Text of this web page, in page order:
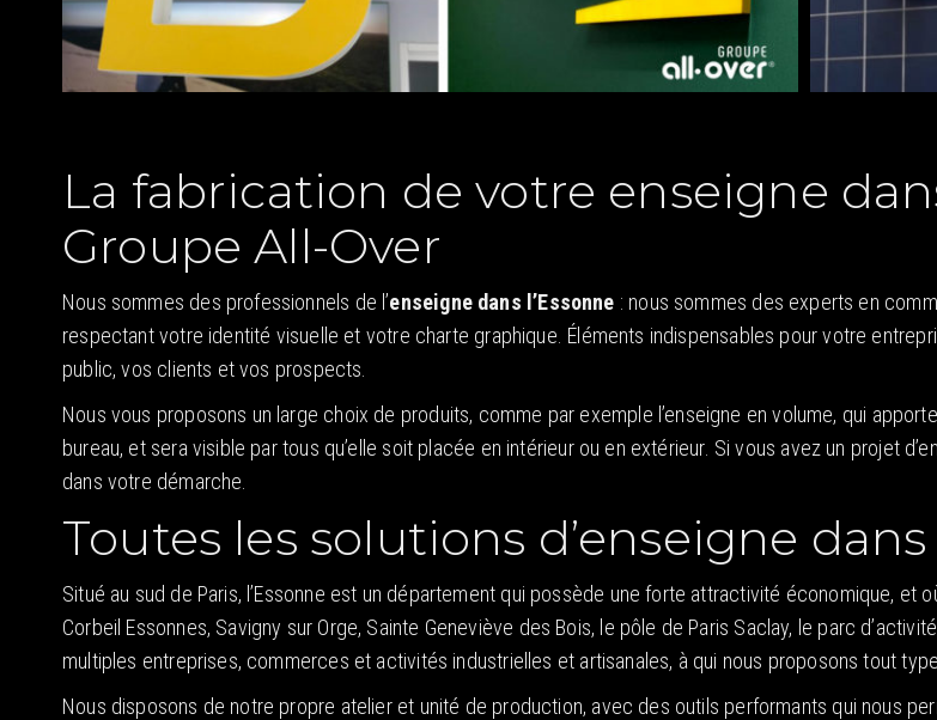
La fabrication de votre enseigne
Groupe All-Over
Nous sommes des professionnels de l’enseigne dans l’Essonne : nous sommes des experts en
respectant votre identité visuelle et votre charte graphique. Éléments indispensables pour votre
public, vos clients et vos prospects.
Nous vous proposons un large choix de produits, comme par exemple l’enseigne en volume, qui
bureau, et sera visible par tous qu’elle soit placée en intérieur ou en extérieur. Si vous avez un projet
dans votre démarche.
Toutes les solutions d’enseigne dans
Situé au sud de Paris, l’Essonne est un département qui possède une forte attractivité économique, et
Corbeil Essonnes, Savigny sur Orge, Sainte Geneviève des Bois, le pôle de Paris Saclay, le parc
multiples entreprises, commerces et activités industrielles et artisanales, à qui nous proposons tout
Nous disposons de notre propre atelier et unité de production, avec des outils performants qui nous